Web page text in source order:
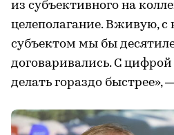
из субъективного на
целеполагание. Вживую,
субъектом мы бы
договаривались. С
делать гораздо быстрее»,